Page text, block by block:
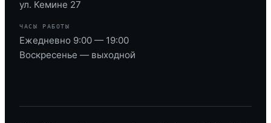
ул. Кемине 27
ЧАСЫ РАБОТЫ
Ежедневно 9:00 — 19:00
Воскресенье — выходной